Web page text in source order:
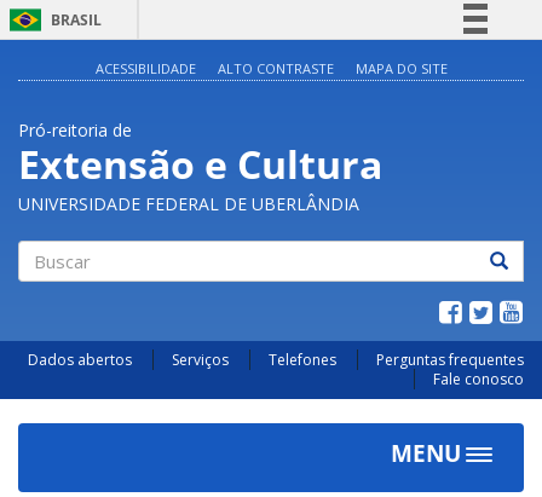
BRASIL
Acesso à informação
Legislação
Canais
ACESSIBILIDADE ALTO CONTRASTE MAPA DO SITE
Pró-reitoria de
Extensão e Cultura
UNIVERSIDADE FEDERAL DE UBERLÂNDIA
Dados abertos Serviços Telefones
Perguntas frequentes
Fale conosco
MENU
Toggle